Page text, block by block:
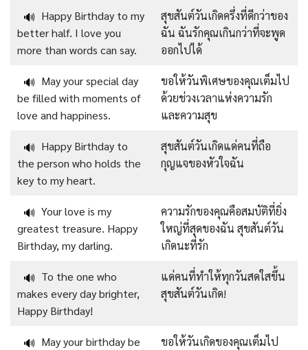
🔊 Happy Birthday to my
better half. I love you
more than words can say.
สุขสันต์วันเกิดครึ่งที่ดีกว่าของ
ฉัน ฉันรักคุณเกินกว่าที่จะพูด
ออกไปได้
🔊 May your special day
be filled with moments of
love and happiness.
ขอให้วันพิเศษของคุณเต็มไป
ด้วยช่วงเวลาแห่งความรัก
และความสุข
🔊 Happy Birthday to
the person who holds the
key to my heart.
สุขสันต์วันเกิดแด่คนที่ถือ
กุญแจของหัวใจฉัน
🔊 Your love is my
greatest treasure. Happy
Birthday, my darling.
ความรักของคุณคือสมบัติที่ยิ่ง
ใหญ่ที่สุดของฉัน สุขสันต์วัน
เกิดนะที่รัก
🔊 To the one who
makes every day brighter,
Happy Birthday!
แด่คนที่ทำให้ทุกวันสดใสขึ้น
สุขสันต์วันเกิด!
🔊 May your birthday be
ขอให้วันเกิดของคุณเต็มไป